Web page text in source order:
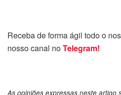
Receba de forma ágil todo o
nosso canal noTelegram!
As opiniões expressas neste artigo